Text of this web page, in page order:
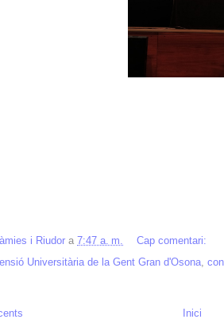
i Riudor a 7:47 a. m.
Cap comentari:
Universitària de la Gent Gran d'Osona
Inici